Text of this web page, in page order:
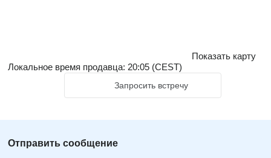
Показать карту
Локальное время продавца: 20:05 (CEST)
Запросить встречу
Отправить сообщение